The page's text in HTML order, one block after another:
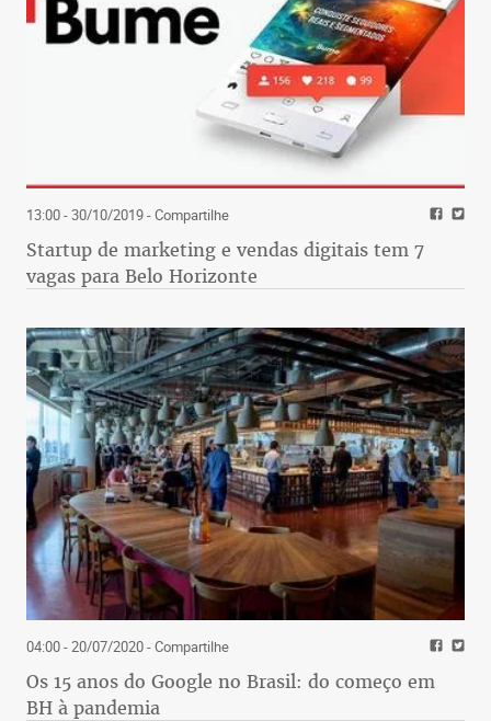
13:00 - 30/10/2019- Compartilhe
Startup de marketing e vendas digitais tem 7
vagas para Belo Horizonte
04:00 - 20/07/2020- Compartilhe
Os 15 anos do Google no Brasil: do começo em
BH à pandemia